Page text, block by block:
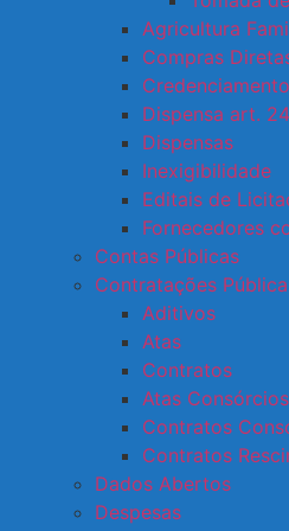
Agricultura
Compras
Credenciamento
Dispensa art.
Dispensas
Inexigibilidade
Editais de
Fornecedores
Contas Públicas
Contratações
Aditivos
Atas
Contratos
Atas Consórcios
Contratos
Contratos
Dados Abertos
Despesas